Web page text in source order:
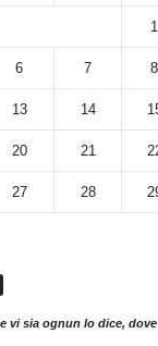
1
6 7 8
13 14
20 21
27 28
vi sia ognun lo dice,